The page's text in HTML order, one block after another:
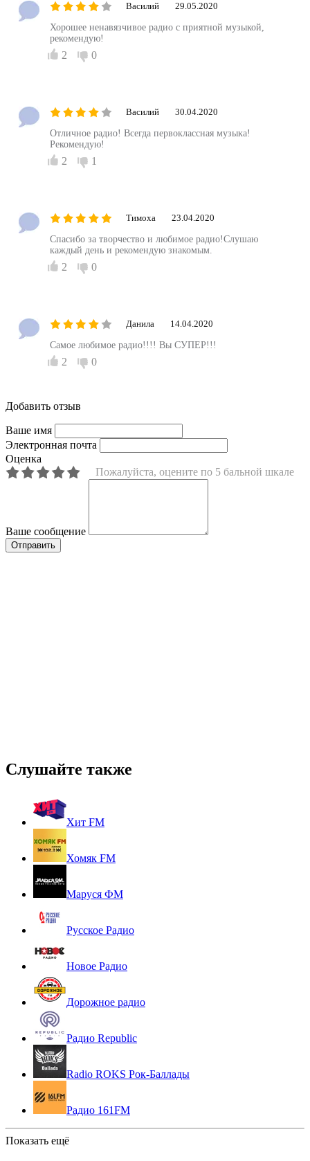
Василий 29.05.2020
Хорошее ненавязчивое радио с приятной музыкой,
рекомендую!
2 0
Василий 30.04.2020
Отличное радио! Всегда первоклассная музыка!
Рекомендую!
2 1
Тимоха 23.04.2020
Спасибо за творчество и любимое радио!Слушаю
каждый день и рекомендую знакомым.
2 0
Данила 14.04.2020
Самое любимое радио!!!! Вы СУПЕР!!!
2 0
Добавить отзыв
Ваше имя
Электронная почта
Оценка
Пожалуйста, оцените по 5 бальной шкале
Ваше сообщение
Слушайте также
Хит FM
Хомяк FM
Маруся ФМ
Русское Радио
Новое Радио
Дорожное радио
Радио Republic
Radio ROKS Рок-Баллады
Радио 161FM
Показать ещё